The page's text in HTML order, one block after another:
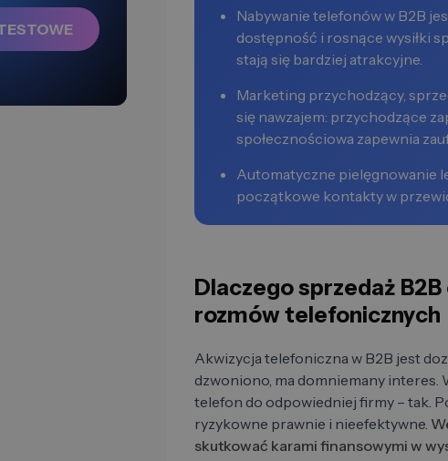
Nabywanie telefonów w B2B
dostępność i rosnące wysiłki
stają się bardziej atrakcyjne.
Marketing przychodzący,
się nawzajem: przychodzące
społecznościowa zapewnia
Automatyczne pielęgnowanie
początkowe kontakty w
Dlaczego sprzedaż
rozmów telefonicznych
Akwizycja telefoniczna w B2B jest
dzwoniono, ma domniemany
telefon do odpowiedniej firmy – tak.
ryzykowne prawnie i nieefektywne.
skutkować karami finansowymi w